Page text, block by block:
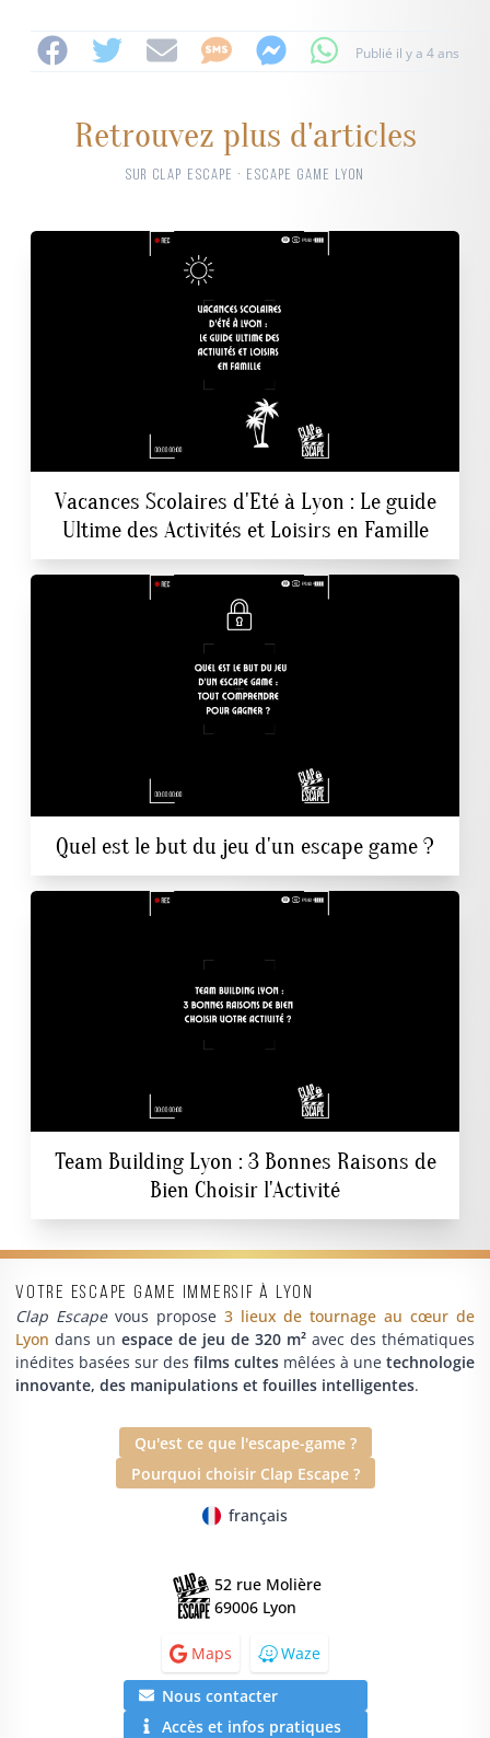
Publié il y a 4 ans
Retrouvez plus d'articles
SUR CLAP ESCAPE · ESCAPE GAME LYON
Vacances Scolaires d'Eté à Lyon : Le guide
Ultime des Activités et Loisirs en Famille
Quel est le but du jeu d'un escape game ?
Team Building Lyon : 3 Bonnes Raisons de
Bien Choisir l'Activité
Votre escape game immersif à Lyon
Clap Escapevous propose 3 lieux de tournage au cœur de
Lyon dans un espace de jeu de 320 m² avec des thématiques
inédites basées sur des films cultes mêlées à une technologie
innovante, des manipulations et fouilles intelligentes.
Qu'est ce que l'escape-game ?
Pourquoi choisir Clap Escape ?
français
52 rue Molière
69006 Lyon
Maps Waze
Nous contacter
Accès et infos pratiques